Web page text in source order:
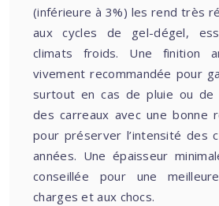
(inférieure à 3%) les rend très
aux cycles de gel-dégel,
climats froids. Une finition
vivement recommandée pour
surtout en cas de pluie ou de
des carreaux avec une bonne
pour préserver l’intensité des
années. Une épaisseur
conseillée pour une
charges et aux chocs.